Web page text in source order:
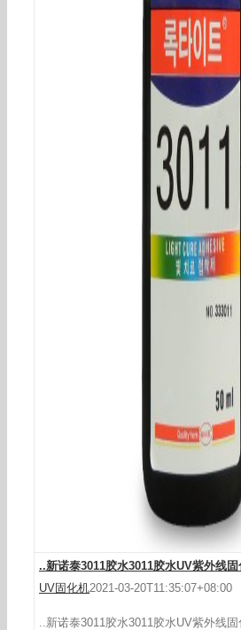
..新诺泰3011胶水3011胶水UV紫外线
UV固化机2021-03-20T11:35:07+08:00
..新诺泰3011胶水3011胶水UV紫外线